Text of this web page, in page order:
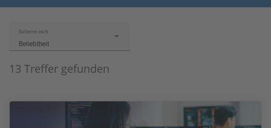
13 Treffer gefunden
Sortieren nach:
Beliebtheit